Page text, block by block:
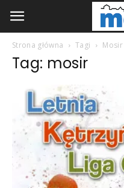
Strona główna Tagi Mosir
Tag: mosir